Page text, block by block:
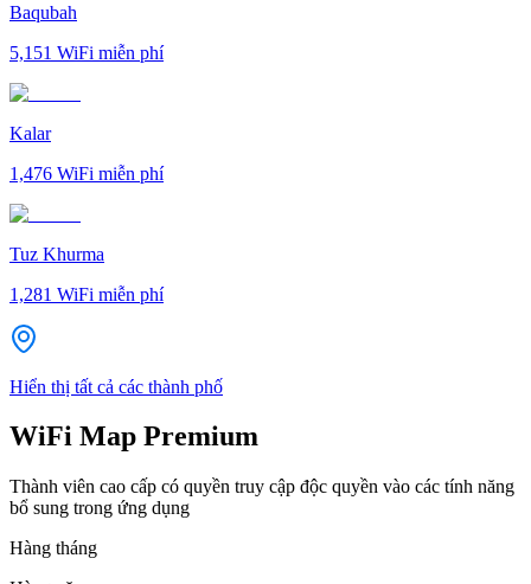
Baqubah
5,151 WiFi miễn phí
Kalar
1,476 WiFi miễn phí
Tuz Khurma
1,281 WiFi miễn phí
Hiển thị tất cả các thành phố
WiFi Map Premium
Thành viên cao cấp có quyền truy cập độc quyền vào các tính năng
bổ sung trong ứng dụng
Hàng tháng